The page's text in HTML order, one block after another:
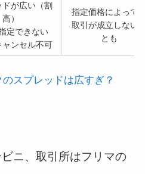
が広い（割
高）
定できない
ャンセル不可
指定価格によって
取引が成立しない
とも
スプレッドは広すぎ？
ニ、取引所はフリマの